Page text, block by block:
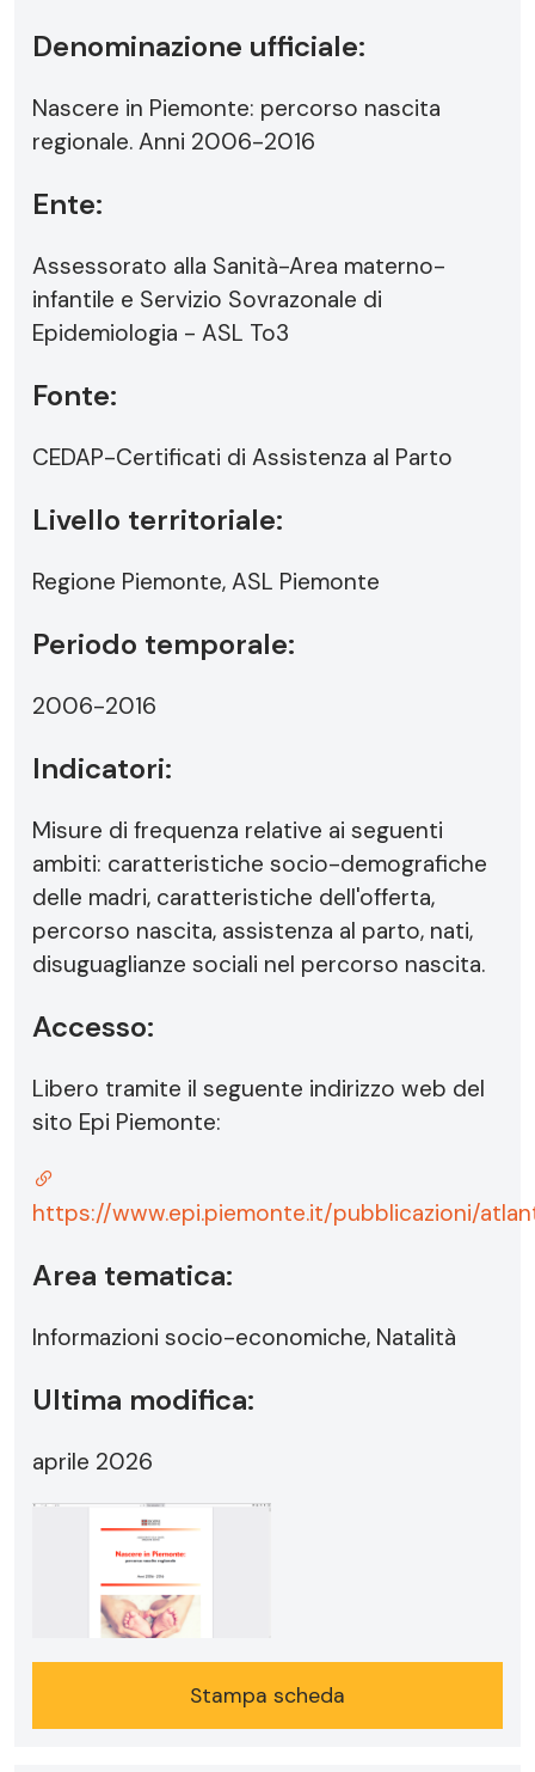
Denominazione ufficiale:
Nascere in Piemonte: percorso nascita
regionale. Anni 2006-2016
Ente:
Assessorato alla Sanità-Area materno-
infantile e Servizio Sovrazonale di
Epidemiologia - ASL To3
Fonte:
CEDAP-Certificati di Assistenza al Parto
Livello territoriale:
Regione Piemonte, ASL Piemonte
Periodo temporale:
2006-2016
Indicatori:
Misure di frequenza relative ai seguenti
ambiti: caratteristiche socio-demografiche
delle madri, caratteristiche dell'offerta,
percorso nascita, assistenza al parto, nati,
disuguaglianze sociali nel percorso nascita.
Accesso:
Libero tramite il seguente indirizzo web del
sito Epi Piemonte:
https://www.epi.piemonte.it/pubblicazioni/
Area tematica:
Informazioni socio-economiche, Natalità
Ultima modifica:
aprile 2026
Stampa scheda